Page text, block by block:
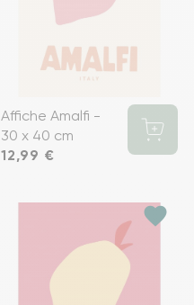
Affiche Amalfi -
30 x 40 cm
Prix
12,99 €
favorite